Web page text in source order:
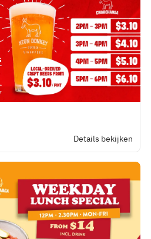
Details bekijken